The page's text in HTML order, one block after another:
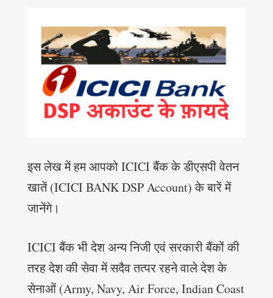
इस लेख में हम आपको ICICI बैंक के डीएसपी वेतन
खातें (ICICI BANK DSP Account) के बारें में
जानेंगे।
ICICI बैंक भी देश अन्य निजी एवं सरकारी बैंकों की
तरह देश की सेवा में सदैव तत्पर रहने वाले देश के
सेनाओं (Army, Navy, Air Force, Indian Coast